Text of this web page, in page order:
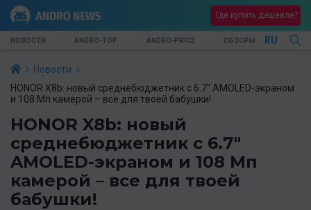
Где купить дешевле?
НОВОСТИ ANDRO-TOP ANDRO-PRICE ОБЗОРЫ RU
Новости
HONOR X8b: новый среднебюджетник с 6.7" AMOLED-экраном
и 108 Мп камерой – все для твоей бабушки!
HONOR X8b: новый
среднебюджетник с 6.7"
AMOLED-экраном и 108 Мп
камерой – все для твоей
бабушки!